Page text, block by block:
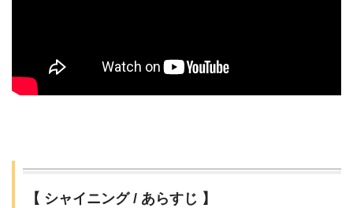
【 シャイニング / あらすじ 】